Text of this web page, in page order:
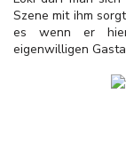
Szene mit ihm
es wenn er
eigenwilligen